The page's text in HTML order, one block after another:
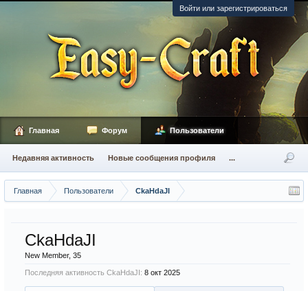
Войти или зарегистрироваться
Главная Пользователи CkaHdaJI
CkaHdaJI
New Member, 35
Последняя активность CkaHdaJI: 8 окт 2025
Главная Форум Пользователи
Недавняя активность Новые сообщения профиля ...